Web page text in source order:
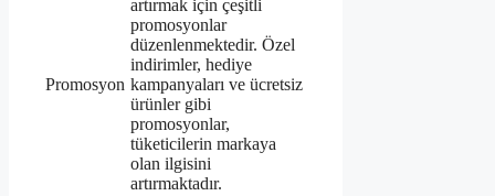
Promosyon
artırmak için çeşitli
promosyonlar
düzenlenmektedir. Özel
indirimler, hediye
kampanyaları ve ücretsiz
ürünler gibi
promosyonlar,
tüketicilerin markaya
olan ilgisini
artırmaktadır.